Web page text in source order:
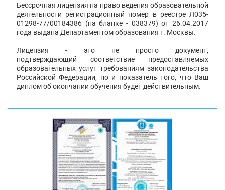
Бессрочная лицензия на право ведения образовательной
деятельности регистрационный номер в реестре Л035-
01298-77/00184386 (на бланке - 038379) от 26.04.2017
года выдана Департаментом образования г. Москвы.
Лицензия - это не просто документ,
подтверждающий соответствие предоставляемых
образовательных услуг требованиям законодательства
Российской Федерации, но и показатель того, что Ваш
диплом об окончании обучения будет действительным.